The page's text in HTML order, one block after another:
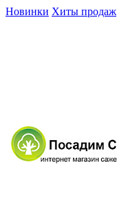
Новинки Хиты продаж